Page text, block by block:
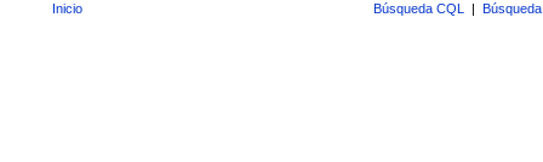
Inicio Búsqueda CQL |